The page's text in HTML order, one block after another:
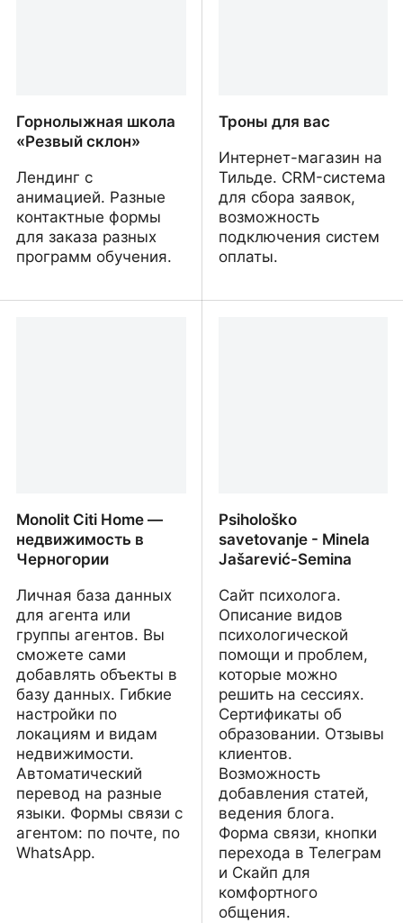
Горнолыжная школа
«Резвый склон»
Лендинг с
анимацией. Разные
контактные формы
для заказа разных
программ обучения.
Троны для вас
Интернет-магазин на
Тильде. CRM-система
для сбора заявок,
возможность
подключения систем
оплаты.
Monolit Citi Home —
недвижимость в
Черногории
Личная база данных
для агента или
группы агентов. Вы
сможете сами
добавлять объекты в
базу данных. Гибкие
настройки по
локациям и видам
недвижимости.
Автоматический
перевод на разные
языки. Формы связи с
агентом: по почте, по
WhatsApp.
Psihološko
savetovanje - Minela
Jašarević-Semina
Сайт психолога.
Описание видов
психологической
помощи и проблем,
которые можно
решить на сессиях.
Сертификаты об
образовании. Отзывы
клиентов.
Возможность
добавления статей,
ведения блога.
Форма связи, кнопки
перехода в Телеграм
и Скайп для
комфортного
общения.